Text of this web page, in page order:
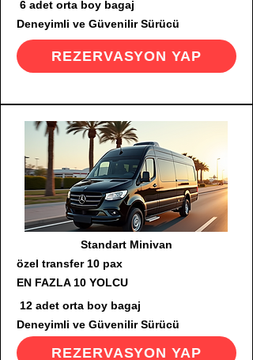
6 adet orta boy bagaj
Deneyimli ve Güvenilir Sürücü
REZERVASYON YAP
Standart Minivan
özel transfer 10 pax
EN FAZLA 10 YOLCU
12 adet orta boy bagaj
Deneyimli ve Güvenilir Sürücü
REZERVASYON YAP